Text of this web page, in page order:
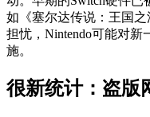
如《塞尔达传说：王国
担忧，Nintendo可能对新
施。
很新统计：盗版